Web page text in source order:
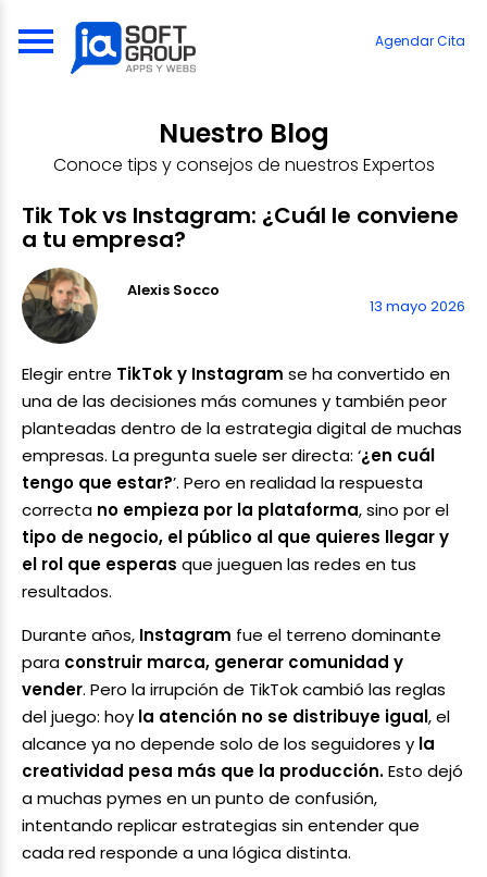
Agendar Cita
Nuestro Blog
Conoce tips y consejos de nuestros Expertos
Tik Tok vs Instagram: ¿Cuál le conviene
a tu empresa?
Alexis Socco
13 mayo 2026
Elegir entre TikTok y Instagram se ha convertido en
una de las decisiones más comunes y también peor
planteadas dentro de la estrategia digital de muchas
empresas. La pregunta suele ser directa: ‘¿en cuál
tengo que estar?’. Pero en realidad la respuesta
correcta no empieza por la plataforma, sino por el
tipo de negocio, el público al que quieres llegar y
el rol que esperas que jueguen las redes en tus
resultados.
Durante años, Instagram fue el terreno dominante
para construir marca, generar comunidad y
vender. Pero la irrupción de TikTok cambió las reglas
del juego: hoy la atención no se distribuye igual, el
alcance ya no depende solo de los seguidores y la
creatividad pesa más que la producción.Esto dejó
a muchas pymes en un punto de confusión,
intentando replicar estrategias sin entender que
cada red responde a una lógica distinta.